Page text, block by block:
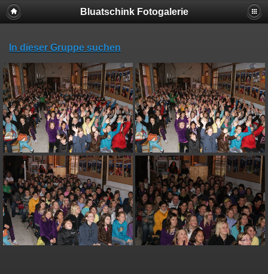
Bluatschink Fotogalerie
In dieser Gruppe suchen